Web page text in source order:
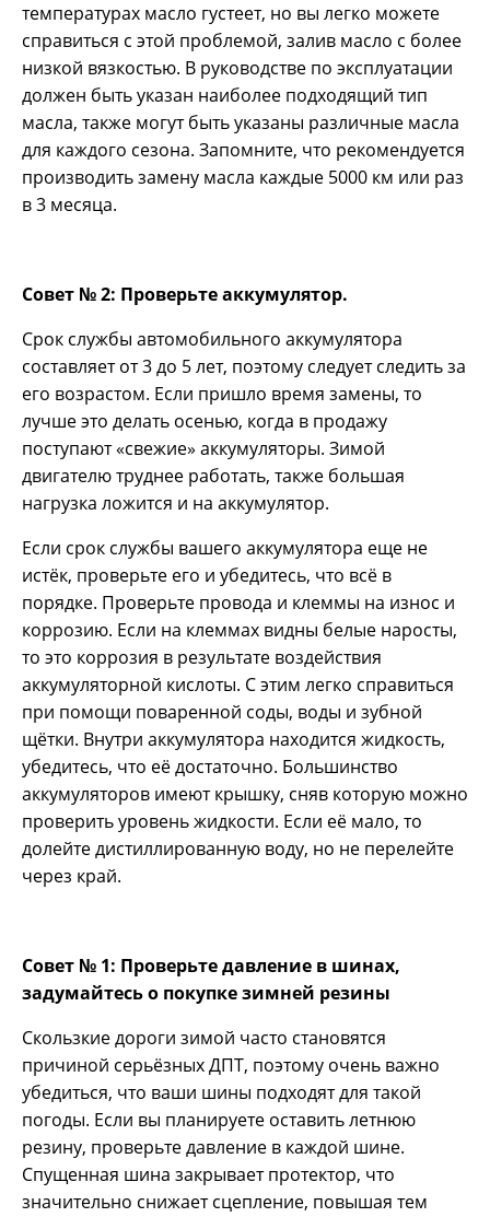
температурах масло густеет, но вы легко можете
справиться с этой проблемой, залив масло с более
низкой вязкостью. В руководстве по эксплуатации
должен быть указан наиболее подходящий тип
масла, также могут быть указаны различные масла
для каждого сезона. Запомните, что рекомендуется
производить замену масла каждые 5000 км или раз
в 3 месяца.
Совет № 2: Проверьте аккумулятор.
Срок службы автомобильного аккумулятора
составляет от 3 до 5 лет, поэтому следует следить за
его возрастом. Если пришло время замены, то
лучше это делать осенью, когда в продажу
поступают «свежие» аккумуляторы. Зимой
двигателю труднее работать, также большая
нагрузка ложится и на аккумулятор.
Если срок службы вашего аккумулятора еще не
истёк, проверьте его и убедитесь, что всё в
порядке. Проверьте провода и клеммы на износ и
коррозию. Если на клеммах видны белые наросты,
то это коррозия в результате воздействия
аккумуляторной кислоты. С этим легко справиться
при помощи поваренной соды, воды и зубной
щётки. Внутри аккумулятора находится жидкость,
убедитесь, что её достаточно. Большинство
аккумуляторов имеют крышку, сняв которую можно
проверить уровень жидкости. Если её мало, то
долейте дистиллированную воду, но не перелейте
через край.
Совет № 1: Проверьте давление в шинах,
задумайтесь о покупке зимней резины
Скользкие дороги зимой часто становятся
причиной серьёзных ДПТ, поэтому очень важно
убедиться, что ваши шины подходят для такой
погоды. Если вы планируете оставить летнюю
резину, проверьте давление в каждой шине.
Спущенная шина закрывает протектор, что
значительно снижает сцепление, повышая тем